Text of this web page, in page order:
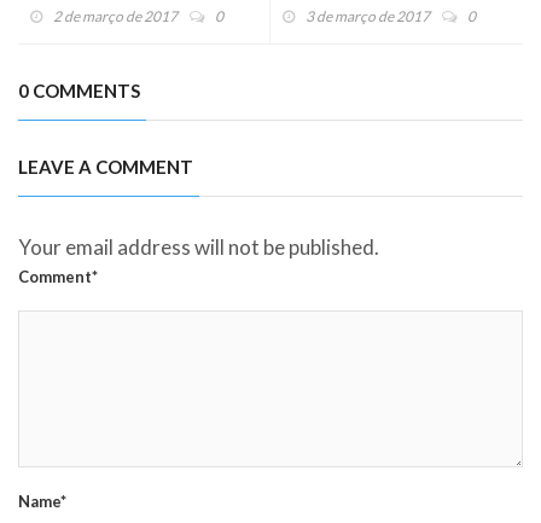
2 de março de 2017 0 3 de março de 2017 0
0 COMMENTS
LEAVE A COMMENT
Your email address will not be published.
Comment*
Name*